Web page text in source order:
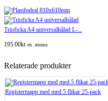
Trioficka A4 universalhålad L-...
195.00kr ex .moms
Relaterade produkter
Registermapp med med 5 flikar 25-pack